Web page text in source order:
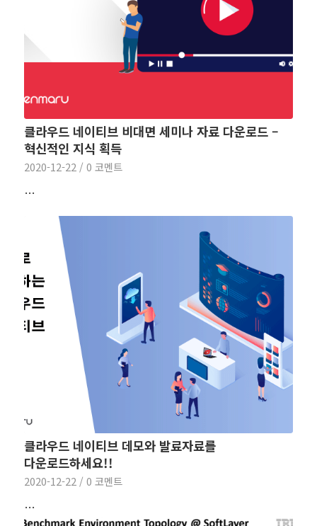
클라우드 네이티브 비대면 세미나 자료 다운로드 –
혁신적인 지식 획득
2020-12-22 / 0 코멘트
…
클라우드 네이티브 데모와 발료자료를
다운로드하세요!!
2020-12-22 / 0 코멘트
…